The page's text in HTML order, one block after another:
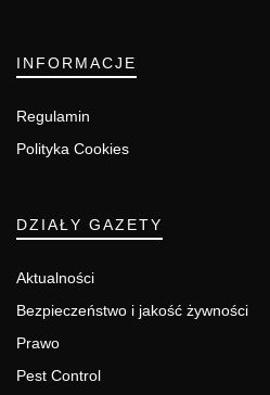
INFORMACJE
Regulamin
Polityka Cookies
DZIAŁY GAZETY
Aktualności
Bezpieczeństwo i jakość żywności
Prawo
Pest Control